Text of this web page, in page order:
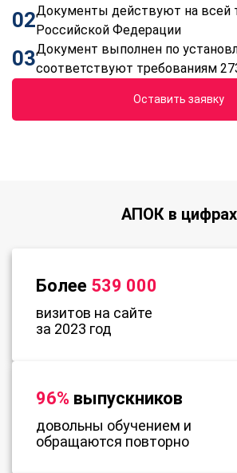
02Документы действуют на всей
Российской Федерации
03Документ выполнен по
соответствуют требованиям
Оставить заявку
АПОК в цифрах
Более 539 000
визитов на сайте
за 2023 год
96% выпускников
довольны обучением и
обращаются повторно